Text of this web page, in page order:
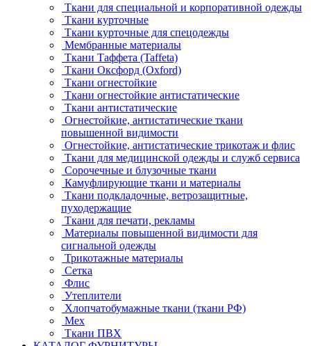
Ткани для специальной и корпоративной одежды
Ткани курточные
Ткани курточные для спецодежды
Мембранные материалы
Ткани Таффета (Taffeta)
Ткани Оксфорд (Oxford)
Ткани огнестойкие
Ткани огнестойкие антистатические
Ткани антистатические
Огнестойкие, антистатические ткани
повышенной видимости
Огнестойкие, антистатические трикотаж и флис
Ткани для медицинской одежды и служб сервиса
Сорочечные и блузочные ткани
Камуфлирующие ткани и материалы
Ткани подкладочные, ветрозащитные,
пуходержащие
Ткани для печати, рекламы
Материалы повышенной видимости для
сигнальной одежды
Трикотажные материалы
Сетка
Флис
Утеплители
Хлопчатобумажные ткани (ткани РФ)
Мех
Ткани ПВХ